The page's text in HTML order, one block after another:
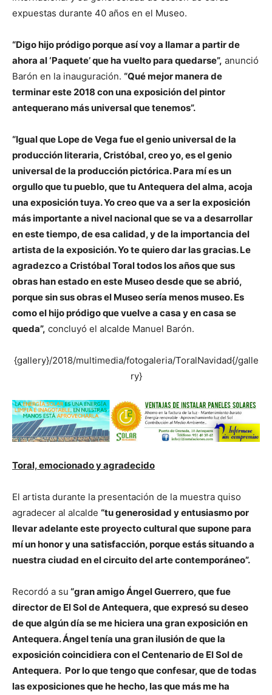
expuestas durante 40 años en el Museo.
“Digo hijo pródigo porque así voy a llamar a partir de
ahora al ‘Paquete’ que ha vuelto para quedarse”, anunció
Barón en la inauguración. “Qué mejor manera de
terminar este 2018 con una exposición del pintor
antequerano más universal que tenemos”.
“Igual que Lope de Vega fue el genio universal de la
producción literaria, Cristóbal, creo yo, es el genio
universal de la producción pictórica. Para mí es un
orgullo que tu pueblo, que tu Antequera del alma, acoja
una exposición tuya. Yo creo que va a ser la exposición
más importante a nivel nacional que se va a desarrollar
en este tiempo, de esa calidad, y de la importancia del
artista de la exposición. Yo te quiero dar las gracias. Le
agradezco a Cristóbal Toral todos los años que sus
obras han estado en este Museo desde que se abrió,
porque sin sus obras el Museo sería menos museo. Es
como el hijo pródigo que vuelve a casa y en casa se
queda”, concluyó el alcalde Manuel Barón.
{gallery}/2018/multimedia/fotogaleria/ToralNavidad{/galle
ry}
Toral, emocionado y agradecido
El artista durante la presentación de la muestra quiso
agradecer al alcalde “tu generosidad y entusiasmo por
llevar adelante este proyecto cultural que supone para
mí un honor y una satisfacción, porque estás situando a
nuestra ciudad en el circuito del arte contemporáneo”.
Recordó a su “gran amigo Ángel Guerrero, que fue
director de El Sol de Antequera, que expresó su deseo
de que algún día se me hiciera una gran exposición en
Antequera. Ángel tenía una gran ilusión de que la
exposición coincidiera con el Centenario de El Sol de
Antequera. Por lo que tengo que confesar, que de todas
las exposiciones que he hecho, las que más me ha